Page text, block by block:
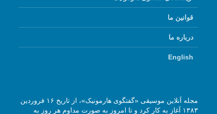
قوانین ما
درباره ما
English
مجله آنلاین موسیقی «گفتگوی هارمونیک»، از تاریخ ۱۶ فروردین
۱۳۸۳ آغاز به کار کرد و تا امروز به صورت مداوم هر روز به